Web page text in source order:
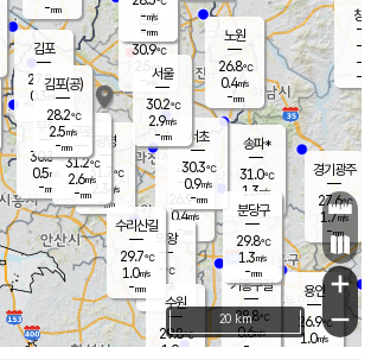
과천
26.9℃
0.4m/s
- mm
용인
26.9℃
1.0m/s
경기광주
27.6℃
1.7m/s
-mm
-mm
창
-
-m/
-
의왕
- ℃
m/s
mm
김포
27.9℃
0.3 m/s
mm
광명
31.7 ℃
2.3 m/s
-mm
부천
30.3℃
0.5m/s
-mm
구로
31.2℃
2.6m/s
-mm
은평
30.9℃
2.5 m/s
- mm
노원
26.8℃
0.4m/s
-mm
송파*
31.0℃
1.3m/s
-mm
서초
30.3℃
0.9m/s
-mm
기흥구갈
28.8℃
0.6m/s
-
수리산길
29.7℃
1.0m/s
-mm
분당구
29.8℃
1.3m/s
-mm
-m/s
-mm
김포(공)
28.2℃
2.5m/s
-mm
수원
29.8℃
1.9m/s
서울
30.2℃
2.9m/s
-mm
+
−
20 km